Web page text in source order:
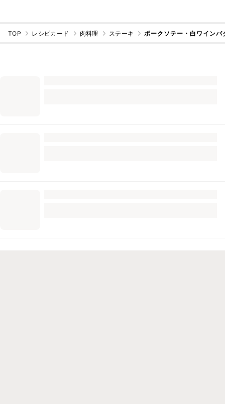
TOP レシピカード 肉料理 ステーキ ポークソテー・白ワインバ